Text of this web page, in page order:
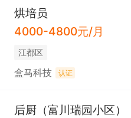
烘培员
4000-4800元/月
江都区
盒马科技 认证
后厨（富川瑞园小区）